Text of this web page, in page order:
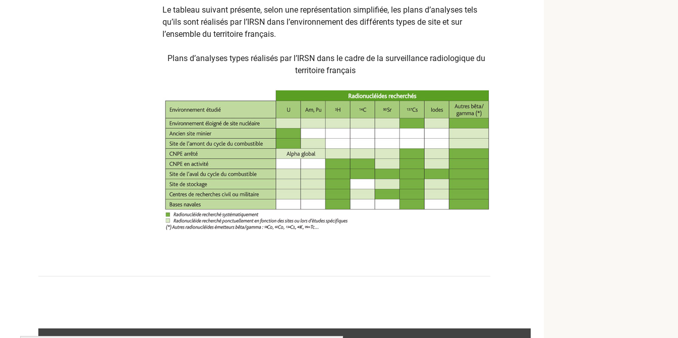
Le tableau suivant présente, selon une représentation simplifiée, les plans d’analyses tels
qu’ils sont réalisés par l’IRSN dans l’environnement des différents types de site et sur
l’ensemble du territoire français.
Plans d’analyses types réalisés par l’IRSN dans le cadre de la surveillance radiologique du
territoire français